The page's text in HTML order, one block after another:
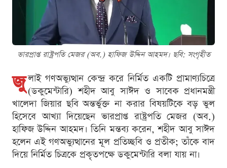
ভারপ্রাপ্ত রাষ্ট্রপতি মেজর (অব.) হাফিজ উদ্দিন আহমদ। ছবি: সংগৃহীত
জু লাই গণঅভ্যুত্থান কেন্দ্র করে নির্মিত একটি প্রামাণ্যচিত্রে
(ডকুমেন্টারি) শহীদ আবু সাঈদ ও সাবেক প্রধানমন্ত্রী
খালেদা জিয়ার ছবি অন্তর্ভুক্ত না করার বিষয়টিকে বড় ভুল
হিসেবে আখ্যা দিয়েছেন ভারপ্রাপ্ত রাষ্ট্রপতি মেজর (অব.)
হাফিজ উদ্দিন আহমদ। তিনি মন্তব্য করেন, শহীদ আবু সাঈদ
হলেন এই গণঅভ্যুত্থানের মূল প্রতিচ্ছবি ও প্রতীক; তাঁকে বাদ
দিয়ে নির্মিত চিত্রকে প্রকৃতপক্ষে ডকুমেন্টারি বলা যায় না।